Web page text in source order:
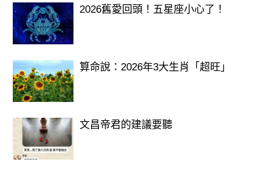
2026舊愛回頭！五星座小心了！
算命說：2026年3大生肖「超旺」
文昌帝君的建議要聽